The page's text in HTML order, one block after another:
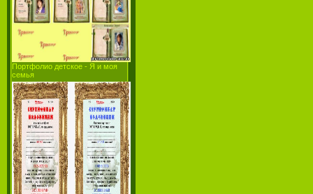
Портфолио детское - Я и моя
семья